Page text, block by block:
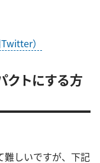
）
クトにする方
難しいですが、下記